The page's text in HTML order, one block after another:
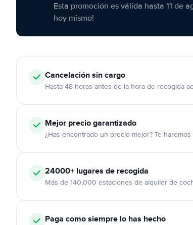
Esta promoción es válida hasta 11 de
hoy mismo!
Cancelaciónsin cargo
Hasta 48 horas antes de la hora de recogida
Mejor precio garantizado
¿Has encontrado un precio mejor? Te
24000+ lugares de recogida
Más de 140,000 estaciones de alquiler de
Paga como siempre lo has hecho